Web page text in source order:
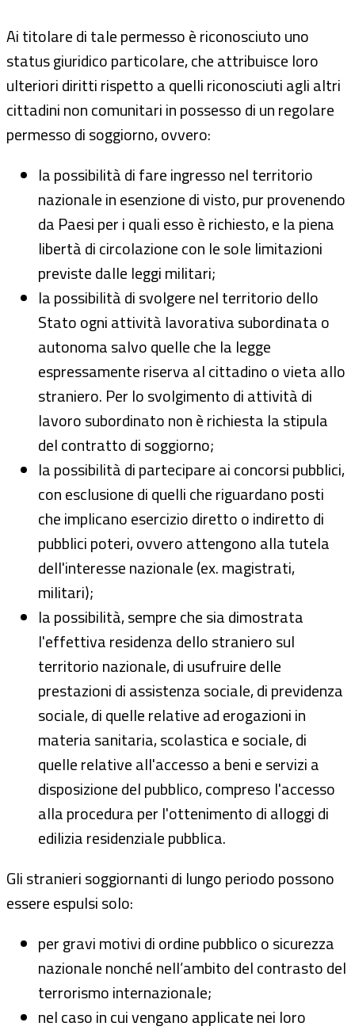
Ai titolare di tale permesso è riconosciuto uno
status giuridico particolare, che attribuisce loro
ulteriori diritti rispetto a quelli riconosciuti agli altri
cittadini non comunitari in possesso di un regolare
permesso di soggiorno, ovvero:
la possibilità di fare ingresso nel territorio
nazionale in esenzione di visto, pur provenendo
da Paesi per i quali esso è richiesto, e la piena
libertà di circolazione con le sole limitazioni
previste dalle leggi militari;
la possibilità di svolgere nel territorio dello
Stato ogni attività lavorativa subordinata o
autonoma salvo quelle che la legge
espressamente riserva al cittadino o vieta allo
straniero. Per lo svolgimento di attività di
lavoro subordinato non è richiesta la stipula
del contratto di soggiorno;
la possibilità di partecipare ai concorsi pubblici,
con esclusione di quelli che riguardano posti
che implicano esercizio diretto o indiretto di
pubblici poteri, ovvero attengono alla tutela
dell'interesse nazionale (ex. magistrati,
militari);
la possibilità, sempre che sia dimostrata
l'effettiva residenza dello straniero sul
territorio nazionale, di usufruire delle
prestazioni di assistenza sociale, di previdenza
sociale, di quelle relative ad erogazioni in
materia sanitaria, scolastica e sociale, di
quelle relative all'accesso a beni e servizi a
disposizione del pubblico, compreso l'accesso
alla procedura per l'ottenimento di alloggi di
edilizia residenziale pubblica.
Gli stranieri soggiornanti di lungo periodo possono
essere espulsi solo:
per gravi motivi di ordine pubblico o sicurezza
nazionale nonché nell’ambito del contrasto del
terrorismo internazionale;
nel caso in cui vengano applicate nei loro